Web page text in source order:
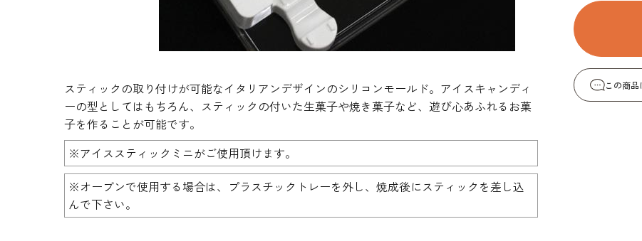
スティックの取り付けが可能なイタリアンデザインのシリコンモールド。アイスキャンディ
ーの型としてはもちろん、スティックの付いた生菓子や焼き菓子など、遊び心あふれるお菓
子を作ることが可能です。
※アイススティックミニがご使用頂けます。
※オーブンで使用する場合は、プラスチックトレーを外し、焼成後にスティックを差し込
んで下さい。
この商